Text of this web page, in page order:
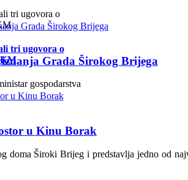
tri ugovora o
gospodarstva
Grada Širokog Brijega
u Kinu Borak
Široki Brijeg i predstavlja jedno od